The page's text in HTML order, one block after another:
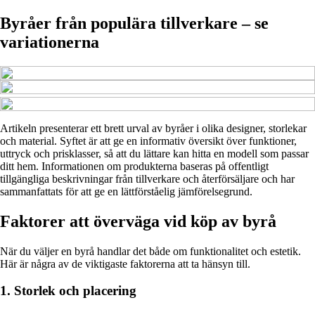
Byråer från populära tillverkare – se
variationerna
Artikeln presenterar ett brett urval av byråer i olika designer, storlekar
och material. Syftet är att ge en informativ översikt över funktioner,
uttryck och prisklasser, så att du lättare kan hitta en modell som passar
ditt hem. Informationen om produkterna baseras på offentligt
tillgängliga beskrivningar från tillverkare och återförsäljare och har
sammanfattats för att ge en lättförståelig jämförelsegrund.
Faktorer att överväga vid köp av byrå
När du väljer en byrå handlar det både om funktionalitet och estetik.
Här är några av de viktigaste faktorerna att ta hänsyn till.
1. Storlek och placering